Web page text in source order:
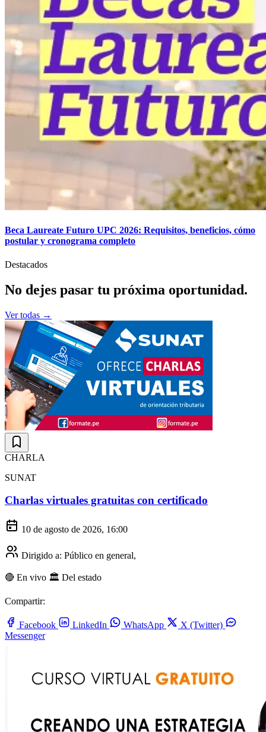
Beca Laureate Futuro UPC 2026: Requisitos, beneficios, cómo
postular y cronograma completo
Destacados
No dejes pasar tu próxima oportunidad.
Ver todas →
CHARLA
SUNAT
Charlas virtuales gratuitas con certificado
10 de agosto de 2026, 16:00
Dirigido a: Público en general,
🔴 En vivo 🏛️ Del estado
Compartir:
Facebook LinkedIn WhatsApp
X (Twitter)
Messenger